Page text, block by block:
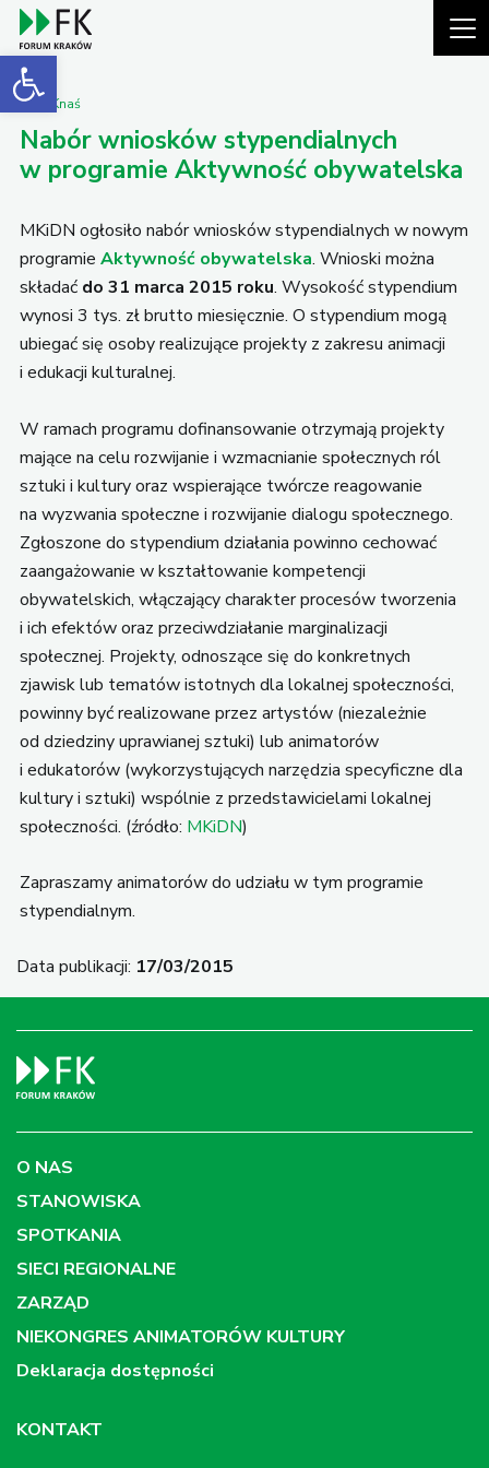
Open toolbar
Piotr Knaś
Nabór wniosków stypendialnych
w programie Aktywność obywatelska
MKiDN ogłosiło nabór wniosków stypendialnych w nowym
programie Aktywność obywatelska. Wnioski można
składać do 31 marca 2015 roku. Wysokość stypendium
wynosi 3 tys. zł brutto miesięcznie. O stypendium mogą
ubiegać się osoby realizujące projekty z zakresu animacji
i edukacji kulturalnej.
W ramach programu dofinansowanie otrzymają projekty
mające na celu rozwijanie i wzmacnianie społecznych ról
sztuki i kultury oraz wspierające twórcze reagowanie
na wyzwania społeczne i rozwijanie dialogu społecznego.
Zgłoszone do stypendium działania powinno cechować
zaangażowanie w kształtowanie kompetencji
obywatelskich, włączający charakter procesów tworzenia
i ich efektów oraz przeciwdziałanie marginalizacji
społecznej. Projekty, odnoszące się do konkretnych
zjawisk lub tematów istotnych dla lokalnej społeczności,
powinny być realizowane przez artystów (niezależnie
od dziedziny uprawianej sztuki) lub animatorów
i edukatorów (wykorzystujących narzędzia specyficzne dla
kultury i sztuki) wspólnie z przedstawicielami lokalnej
społeczności. (źródło: MKiDN)
Zapraszamy animatorów do udziału w tym programie
stypendialnym.
Data publikacji: 17/03/2015
O NAS
STANOWISKA
SPOTKANIA
SIECI REGIONALNE
ZARZĄD
NIEKONGRES ANIMATORÓW KULTURY
Deklaracja dostępności
KONTAKT